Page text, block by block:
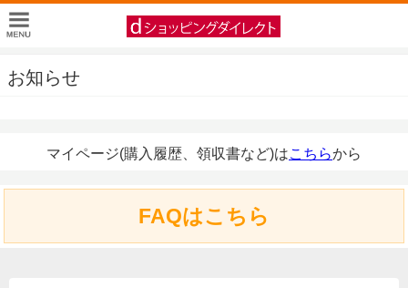
お知らせ
マイページ(購入履歴、領収書など)はこちらから
FAQはこちら